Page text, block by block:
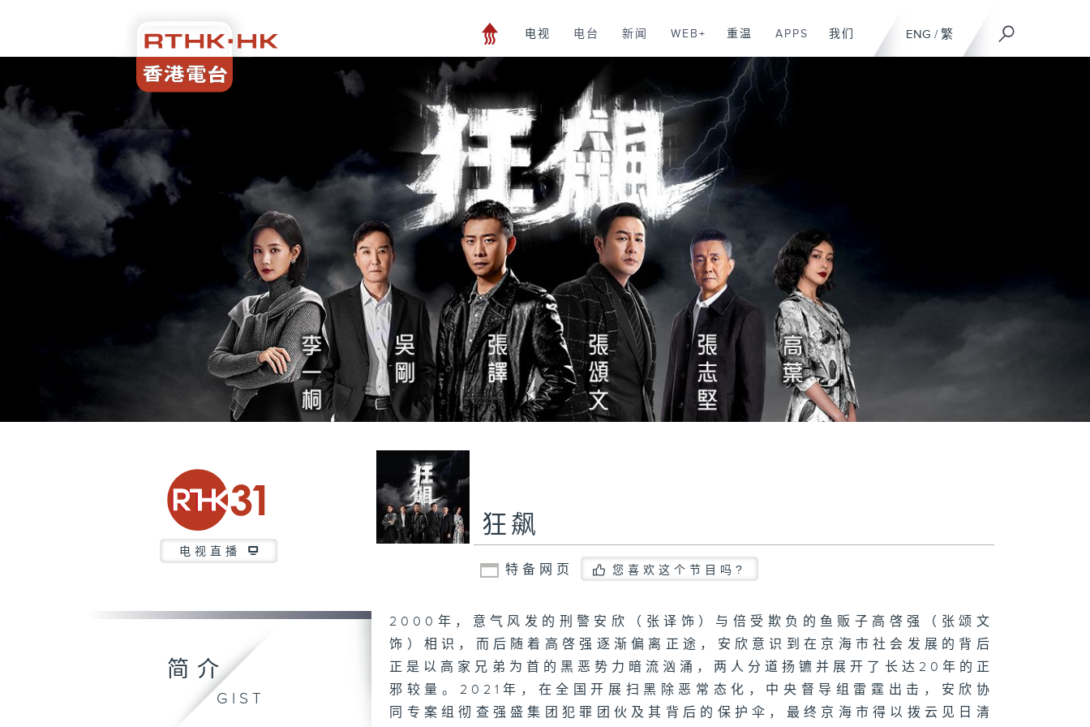
ENG / 繁
电视 电台 新闻 WEB+ 重温 APPS 我们
电视直播
狂飙
特备网页 您喜欢这个节目吗?
简介
GIST
2000年，意气风发的刑警安欣（张译饰）与倍受欺负的鱼贩子高啓强（张颂文
饰）相识，而后随着高啓强逐渐偏离正途，安欣意识到在京海市社会发展的背后
正是以高家兄弟为首的黑恶势力暗流汹涌，两人分道扬镳并展开了长达20年的正
邪较量。2021年，在全国开展扫黑除恶常态化，中央督导组雷霆出击，安欣协
同专案组彻查强盛集团犯罪团伙及其背后的保护伞，最终京海市得以拨云见日清